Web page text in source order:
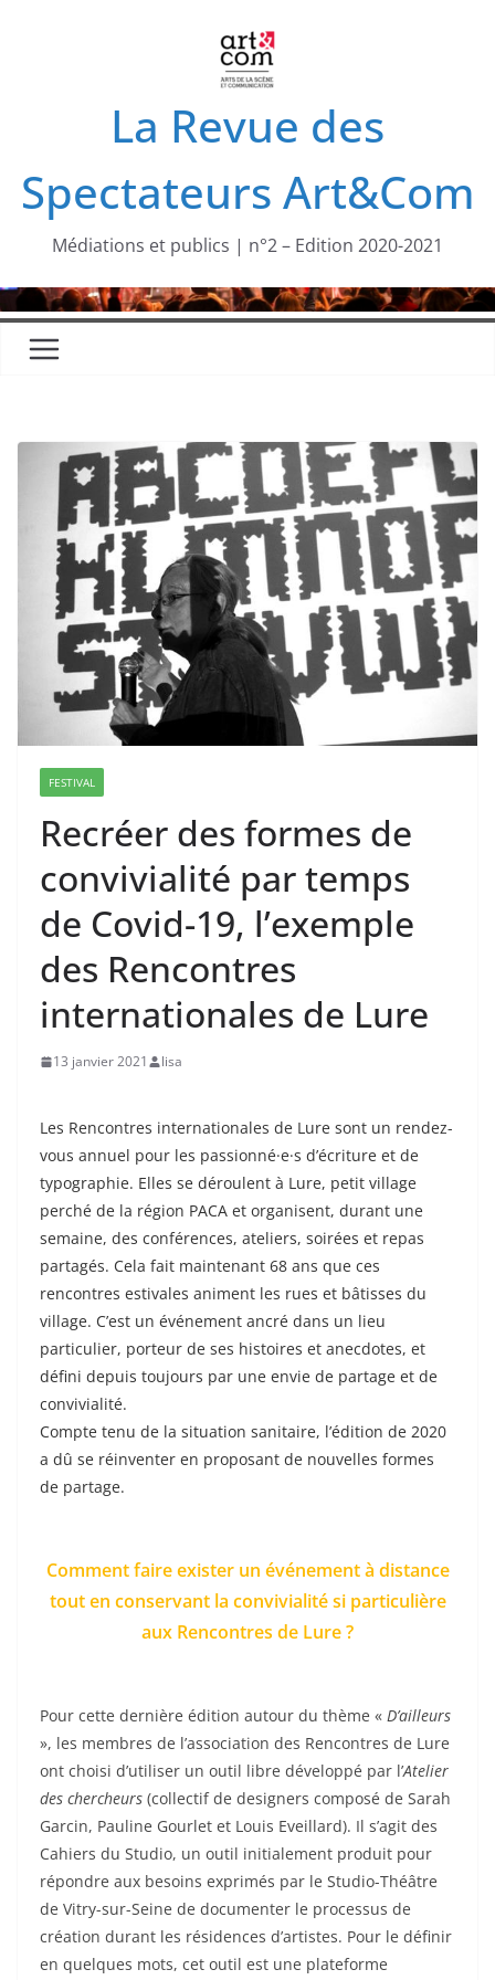
La Revue des
Spectateurs Art&Com
Médiations et publics | n°2 – Edition 2020-2021
FESTIVAL
Recréer des formes de
convivialité par temps
de Covid-19, l’exemple
des Rencontres
internationales de Lure
13 janvier 2021 lisa
Les Rencontres internationales de Lure sont un rendez-
vous annuel pour les passionné·e·s d’écriture et de
typographie. Elles se déroulent à Lure, petit village
perché de la région PACA et organisent, durant une
semaine, des conférences, ateliers, soirées et repas
partagés. Cela fait maintenant 68 ans que ces
rencontres estivales animent les rues et bâtisses du
village. C’est un événement ancré dans un lieu
particulier, porteur de ses histoires et anecdotes, et
défini depuis toujours par une envie de partage et de
convivialité.
Compte tenu de la situation sanitaire, l’édition de 2020
a dû se réinventer en proposant de nouvelles formes
de partage.
Comment faire exister un événement à distance
tout en conservant la convivialité si particulière
aux Rencontres de Lure ?
Pour cette dernière édition autour du thème « D’ailleurs
», les membres de l’association des Rencontres de Lure
ont choisi d’utiliser un outil libre développé par l’Atelier
des chercheurs (collectif de designers composé de Sarah
Garcin, Pauline Gourlet et Louis Eveillard). Il s’agit des
Cahiers du Studio, un outil initialement produit pour
répondre aux besoins exprimés par le Studio-Théâtre
de Vitry-sur-Seine de documenter le processus de
création durant les résidences d’artistes. Pour le définir
en quelques mots, cet outil est une plateforme